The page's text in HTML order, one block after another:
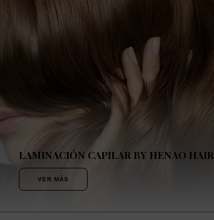
LAMINACIÓN CAPILAR BY HENAO HAIR
VER MÁS